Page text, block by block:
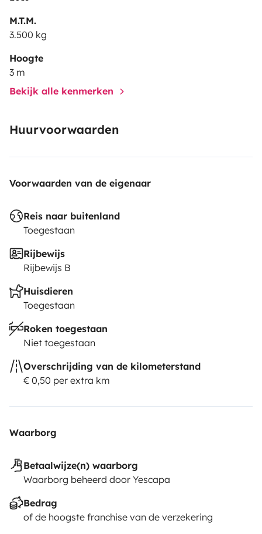
M.T.M.
3.500 kg
Hoogte
3 m
Bekijk alle kenmerken
Huurvoorwaarden
Voorwaarden van de eigenaar
Reis naar buitenland
Toegestaan
Rijbewijs
Rijbewijs B
Huisdieren
Toegestaan
Roken toegestaan
Niet toegestaan
Overschrijding van de kilometerstand
€ 0,50 per extra km
Waarborg
Betaalwijze(n) waarborg
Waarborg beheerd door Yescapa
Bedrag
of de hoogste franchise van de verzekering